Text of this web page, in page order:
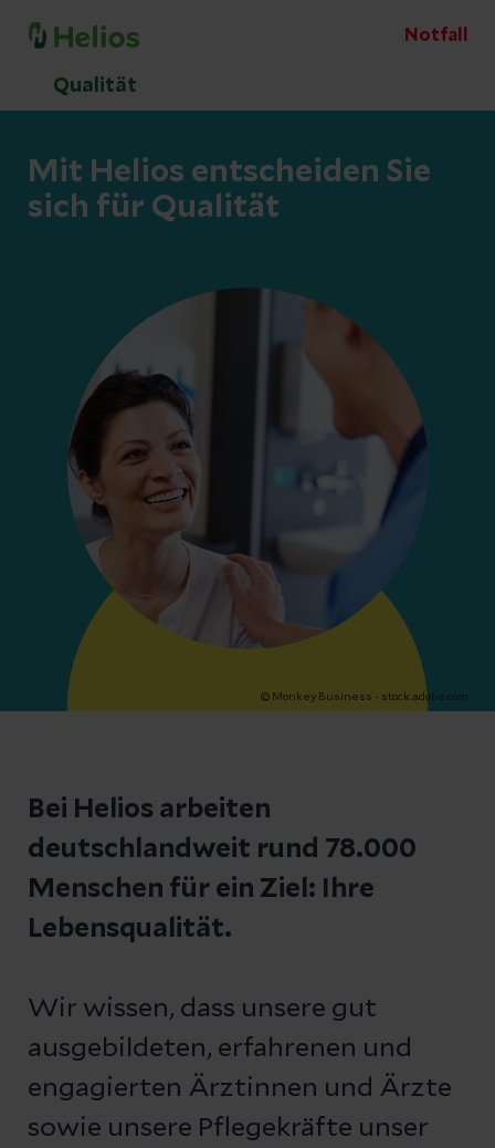
Notfall
Qualität
Mit Helios entscheiden Sie
sich für Qualität
© Monkey Business - stock.adobe.com
Bei Helios arbeiten
deutschlandweit rund 78.000
Menschen für ein Ziel: Ihre
Lebensqualität.
Wir wissen, dass unsere gut
ausgebildeten, erfahrenen und
engagierten Ärztinnen und Ärzte
sowie unsere Pflegekräfte unser